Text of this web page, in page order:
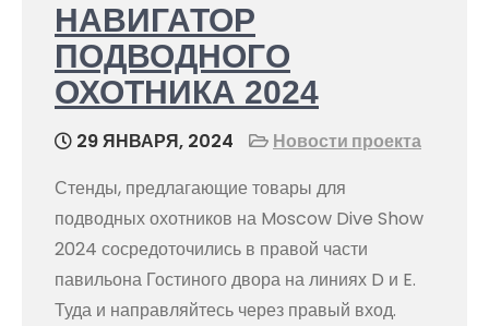
НАВИГАТОР
ПОДВОДНОГО
ОХОТНИКА 2024
29 ЯНВАРЯ, 2024
Новости проекта
Стенды, предлагающие товары для
подводных охотников на Moscow Dive Show
2024 сосредоточились в правой части
павильона Гостиного двора на линиях D и E.
Туда и направляйтесь через правый вход.